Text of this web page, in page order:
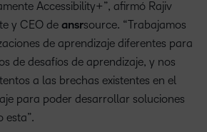
Accessibility+”, afirmó Rajiv
y CEO de ansrsource. “Trabajamos
de aprendizaje diferentes para
de desafíos de aprendizaje, y nos
a las brechas existentes en el
para poder desarrollar soluciones
esta”.